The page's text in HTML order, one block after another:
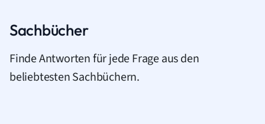
Sachbücher
Finde Antworten für jede Frage aus den
beliebtesten Sachbüchern.